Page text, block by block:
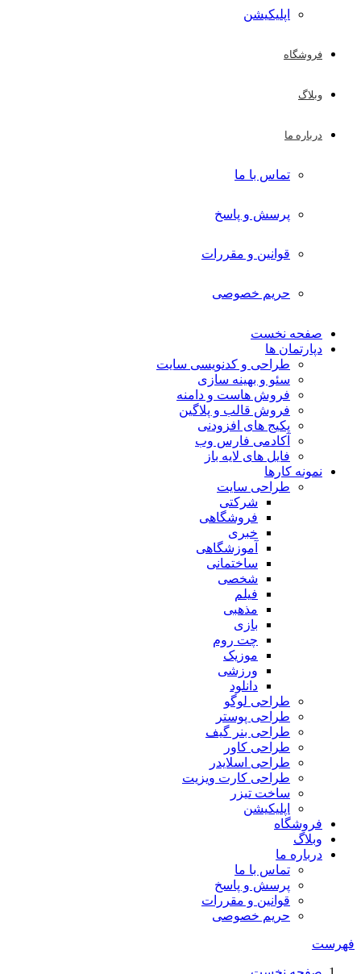
اپلیکیشن
فروشگاه
وبلاگ
درباره ما
تماس با ما
پرسش و پاسخ
قوانین و مقررات
حریم خصوصی
صفحه نخست
دپارتمان ها
طراحی و کدنویسی سایت
سئو و بهینه سازی
فروش هاست و دامنه
فروش قالب و پلاگین
پکیج های افزودنی
آکادمی فارس وب
فایل های لایه باز
نمونه کارها
طراحی سایت
شرکتی
فروشگاهی
خبری
آموزشگاهی
ساختمانی
شخصی
فیلم
مذهبی
بازی
چت روم
موزیک
ورزشی
دانلود
طراحی لوگو
طراحی پوستر
طراحی بنر گیف
طراحی کاور
طراحی اسلایدر
طراحی کارت ویزیت
ساخت تیزر
اپلیکیشن
فروشگاه
وبلاگ
درباره ما
تماس با ما
پرسش و پاسخ
قوانین و مقررات
حریم خصوصی
فهرست